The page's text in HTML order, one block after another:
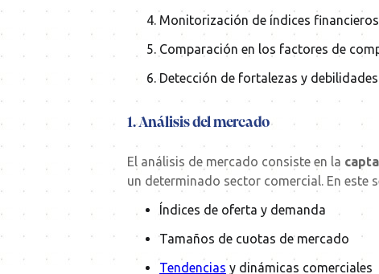
Monitorización de índices
Comparación en los factores de
Detección de fortalezas y debilidades
1. Análisis del mercado
El análisis de mercado consiste en la
un determinado sector comercial. En este
Índices de oferta y demanda
Tamaños de cuotas de mercado
Tendencias y dinámicas comerciales